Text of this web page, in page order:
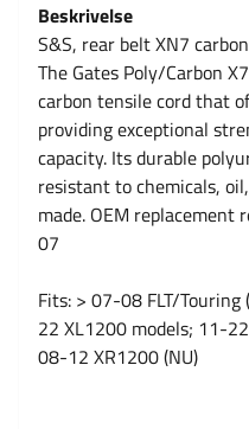
Beskrivelse
S&S, rear belt XN7
The Gates Poly/Carbon
carbon tensile cord that
providing exceptional
capacity. Its durable
resistant to chemicals,
made. OEM
07
Fits: > 07-08 FLT/
22 XL1200 models; 11-
08-12 XR1200 (NU)